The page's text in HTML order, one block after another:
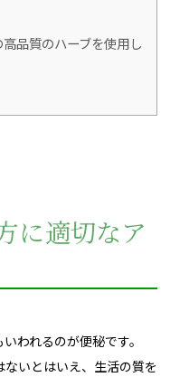
品質のハーブを使用し
に適切なア
われるのが便秘です。
いとはいえ、生活の質を